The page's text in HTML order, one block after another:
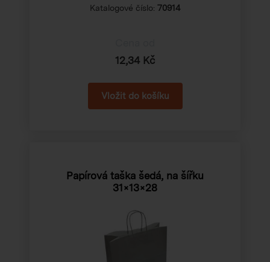
Katalogové číslo: 70914
12,34 Kč
Papírová taška šedá, na šířku
31×13×28